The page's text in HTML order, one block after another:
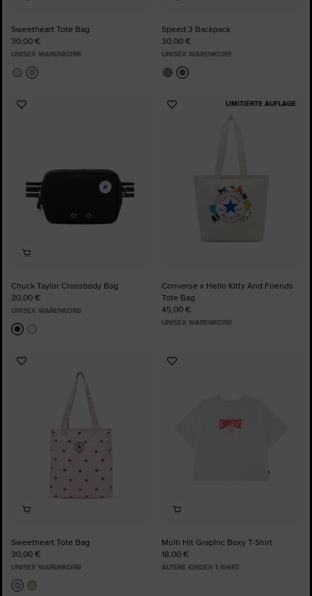
Sweetheart Tote Bag
30,00 €
UNISEX WARENKORB
Speed 3 Backpack
30,00 €
UNISEX WARENKORB
Zu
Chuck Taylor Crossbody Bag
30,00 €
UNISEX WARENKORB
LIMITIERTE AUFLAGE
Zu
Converse x Hello Kitty And Friends
Tote Bag
45,00 €
UNISEX WARENKORB
Zu
Sweetheart Tote Bag
30,00 €
UNISEX WARENKORB
Zu
Multi Hit Graphic Boxy T-Shirt
18,00 €
ÄLTERE KINDER T-SHIRT